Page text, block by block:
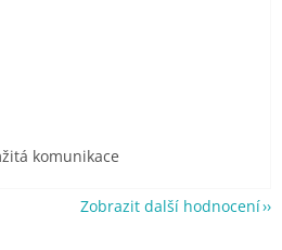
je 5 z 5 hvězdiček.
komunikace
Zobrazit další hodnocení